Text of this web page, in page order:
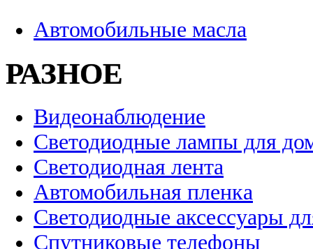
Автомобильные масла
РАЗНОЕ
Видеонаблюдение
Светодиодные лампы для
Светодиодная лента
Автомобильная пленка
Светодиодные аксессуары
Спутниковые телефоны